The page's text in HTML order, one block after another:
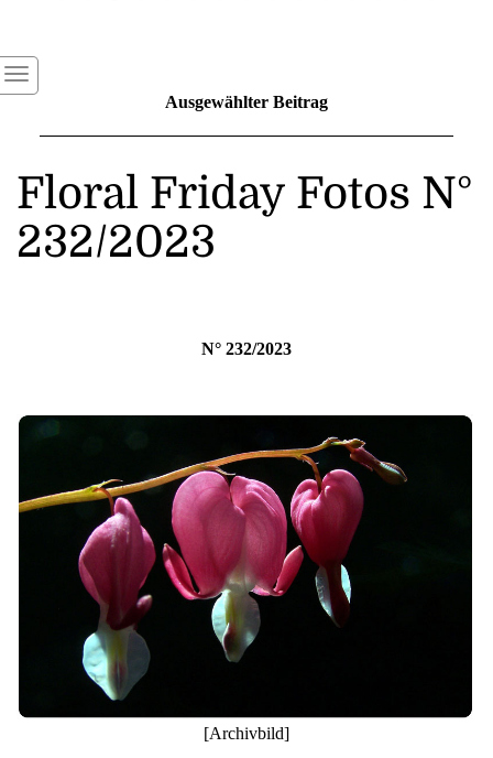
Ausgewählter Beitrag
Floral Friday Fotos N°
232/2023
N° 232/2023
[Archivbild]